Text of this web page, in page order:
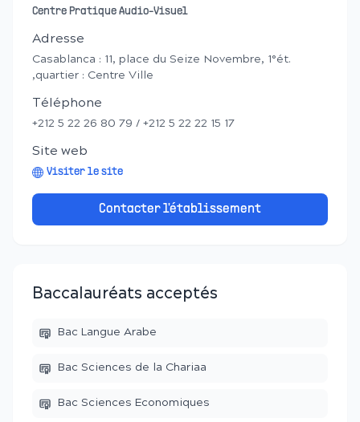
Centre Pratique Audio-Visuel
Adresse
Casablanca : 11, place du Seize Novembre, 1°ét.
,quartier : Centre Ville
Téléphone
+212 5 22 26 80 79 / +212 5 22 22 15 17
Site web
Visiter le site
Contacter l'établissement
Baccalauréats acceptés
Bac Langue Arabe
Bac Sciences de la Chariaa
Bac Sciences Economiques